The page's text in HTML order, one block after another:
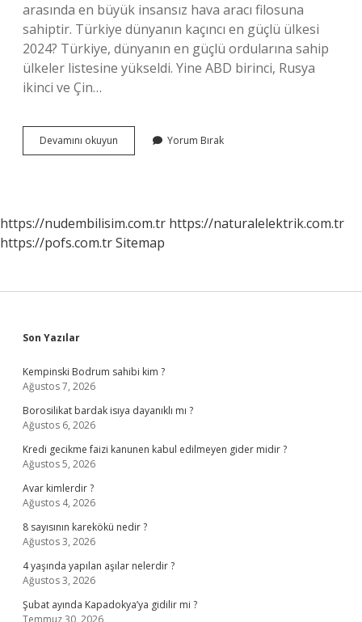
arasında en büyük insansız hava aracı filosuna
sahiptir. Türkiye dünyanın kaçıncı en güçlü ülkesi
2024? Türkiye, dünyanın en güçlü ordularına sahip
ülkeler listesine yükseldi. Yine ABD birinci, Rusya
ikinci ve Çin…
Devamını okuyun
Hava
Yorum Bırak
https://nudembilisim.com.tr https://naturalelektrik.com.tr
https://pofs.com.trSitemap
Sidebar
Son Yazılar
Kempinski Bodrum sahibi kim ?
Ağustos 7, 2026
Borosilikat bardak isıya dayanıklı mı ?
Ağustos 6, 2026
Kredi gecikme faizi kanunen kabul edilmeyen gider midir ?
Ağustos 5, 2026
Avar kimlerdir ?
Ağustos 4, 2026
8 sayısının karekökü nedir ?
Ağustos 3, 2026
4 yaşında yapılan aşılar nelerdir ?
Ağustos 3, 2026
Şubat ayında Kapadokya’ya gidilir mi ?
Temmuz 30, 2026